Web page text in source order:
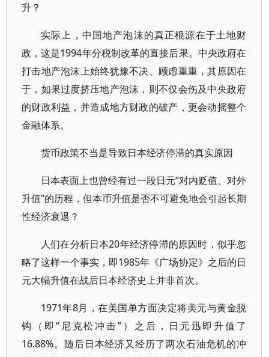
升？
实际上，中国地产泡沫的真正根源在于土地财
政，这是1994年分税制改革的直接后果。中央政府在
打击地产泡沫上始终犹豫不决、顾虑重重，其原因在
于，如果过度挤压地产泡沫，则不仅会伤及中央政府
的财政利益，并造成地方财政的破产，更会动摇整个
金融体系。
货币政策不当是导致日本经济停滞的真实原因
日本表面上也曾经有过一段日元“对内贬值、对外
升值”的历程，但本币升值是否不可避免地会引起长期
性经济衰退？
人们在分析日本20年经济停滞的原因时，似乎忽
略了这样一个事实，即1985年《广场协定》之后的日
元大幅升值在战后日本经济史上并非首次。
1971年8月，在美国单方面决定将美元与黄金脱
钩（即“尼克松冲击”）之后，日元迅即升值了
16.88%。随后日本经济又经历了两次石油危机的冲